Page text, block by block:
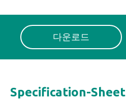
다운로드
Specification-Sheet